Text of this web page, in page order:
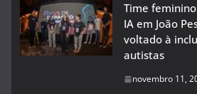
Time
IA em João
voltado à
autistas
novembro 11,